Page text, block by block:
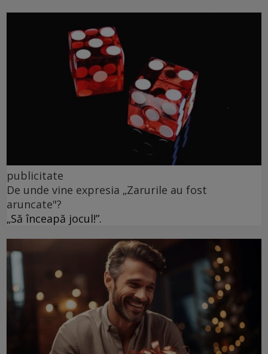
publicitate
De unde vine expresia „Zarurile au fost
aruncate"?
„Să înceapă jocul!”.